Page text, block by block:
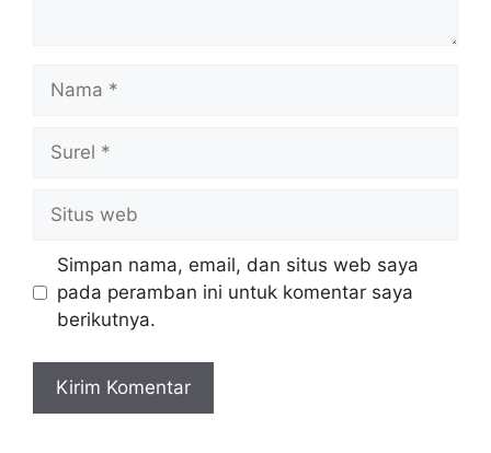
Nama
Surel
Situs
web
Simpan nama, email, dan situs web saya
pada peramban ini untuk komentar saya
berikutnya.